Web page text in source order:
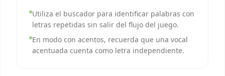
Utiliza el buscador para identificar palabras con
letras repetidas sin salir del flujo del juego.
En modo con acentos, recuerda que una vocal
acentuada cuenta como letra independiente.